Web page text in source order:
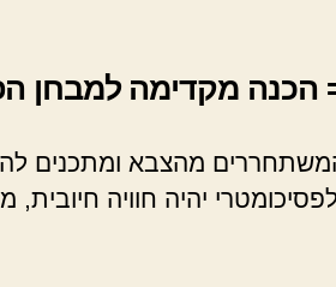
הכנה מקדימה למבחן
מהצבא ומתכנים
יהיה חוויה